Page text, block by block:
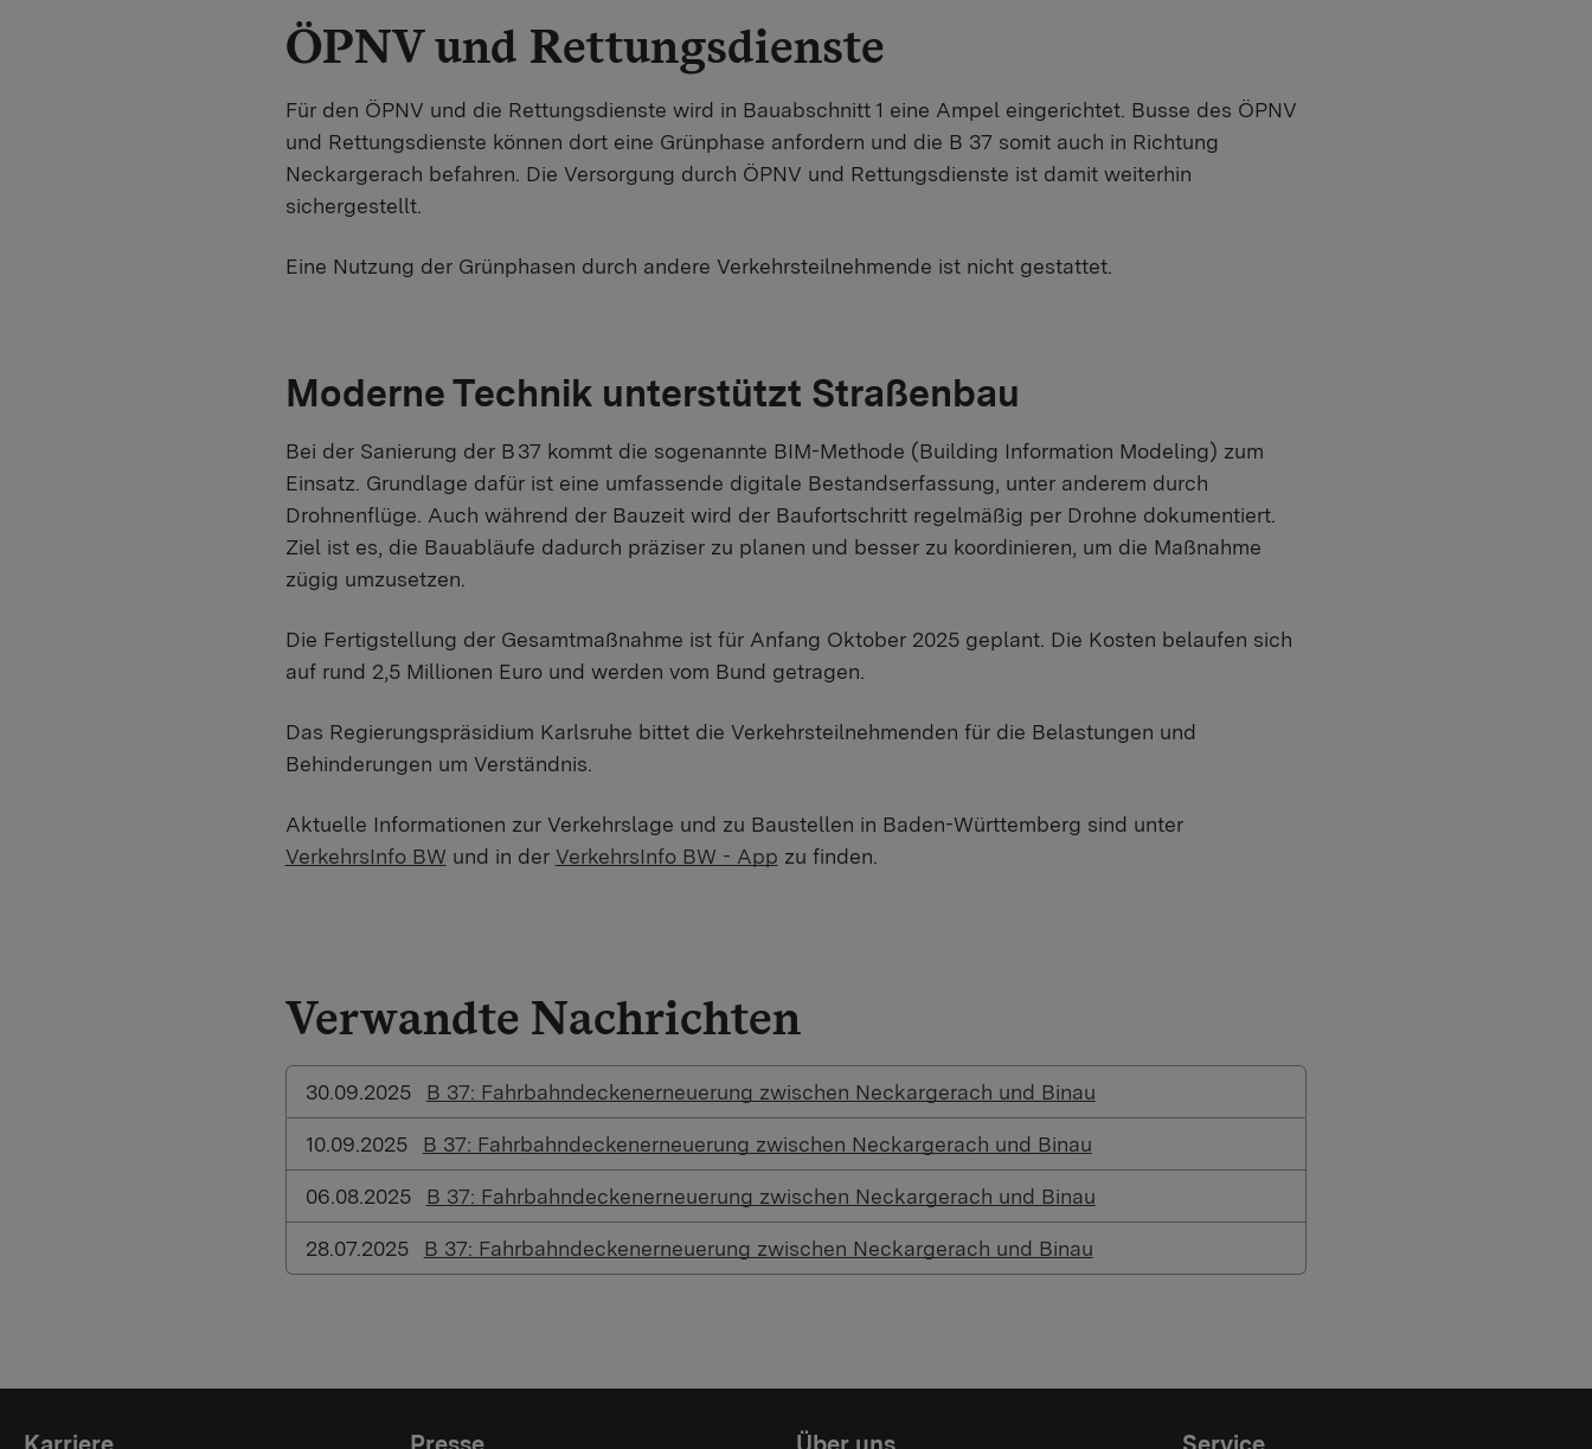
ÖPNV und Rettungsdienste
Für den ÖPNV und die Rettungsdienste wird in Bauabschnitt 1 eine Ampel eingerichtet. Busse des ÖPNV
und Rettungsdienste können dort eine Grünphase anfordern und die B 37 somit auch in Richtung
Neckargerach befahren. Die Versorgung durch ÖPNV und Rettungsdienste ist damit weiterhin
sichergestellt.
Eine Nutzung der Grünphasen durch andere Verkehrsteilnehmende ist nicht gestattet.
Moderne Technik unterstützt Straßenbau
Bei der Sanierung der B 37 kommt die sogenannte BIM-Methode (Building Information Modeling) zum
Einsatz. Grundlage dafür ist eine umfassende digitale Bestandserfassung, unter anderem durch
Drohnenflüge. Auch während der Bauzeit wird der Baufortschritt regelmäßig per Drohne dokumentiert.
Ziel ist es, die Bauabläufe dadurch präziser zu planen und besser zu koordinieren, um die Maßnahme
zügig umzusetzen.
Die Fertigstellung der Gesamtmaßnahme ist für Anfang Oktober 2025 geplant. Die Kosten belaufen sich
auf rund 2,5 Millionen Euro und werden vom Bund getragen.
Das Regierungspräsidium Karlsruhe bittet die Verkehrsteilnehmenden für die Belastungen und
Behinderungen um Verständnis.
Aktuelle Informationen zur Verkehrslage und zu Baustellen in Baden-Württemberg sind unter
VerkehrsInfo BW und in der VerkehrsInfo BW - App zu finden.
Verwandte Nachrichten
30.09.2025 B 37: Fahrbahndeckenerneuerung zwischen Neckargerach und Binau
10.09.2025 B 37: Fahrbahndeckenerneuerung zwischen Neckargerach und Binau
06.08.2025 B 37: Fahrbahndeckenerneuerung zwischen Neckargerach und Binau
28.07.2025 B 37: Fahrbahndeckenerneuerung zwischen Neckargerach und Binau